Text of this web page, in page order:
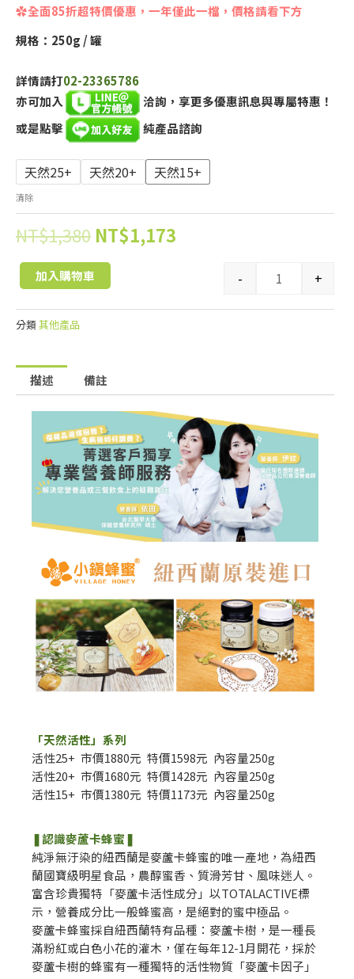
✿全面85折超特價優惠，一年僅此一檔，價格請看下方
規格：250g / 罐
詳情請打02-23365786
亦可加入
洽詢，享更多優惠訊息與專屬特惠！
或是點擊
純產品諮詢
天然25+ 天然20+ 天然15+
清除
NT$1,380 NT$1,173
- +
加入購物車
分類 其他產品
描述 備註
「天然活性」系列
活性25+ 市價1880元 特價1598元 內容量250g
活性20+ 市價1680元 特價1428元 內容量250g
活性15+ 市價1380元 特價1173元 內容量250g
❚認識麥蘆卡蜂蜜❚
純淨無汙染的紐西蘭是麥蘆卡蜂蜜的唯一產地，為紐西
蘭國寶級明星食品，農醇蜜香、質滑芳甘、風味迷人。
富含珍貴獨特「麥蘆卡活性成分」以TOTALACTIVE標
示，營養成分比一般蜂蜜高，是絕對的蜜中極品。
麥蘆卡蜂蜜採自紐西蘭特有品種：麥蘆卡樹，是一種長
滿粉紅或白色小花的灌木，僅在每年12-1月開花，採於
麥蘆卡樹的蜂蜜有一種獨特的活性物質「麥蘆卡因子」